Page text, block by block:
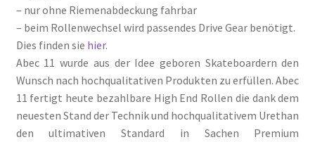
– nur ohne Riemenabdeckung fahrbar
– beim Rollenwechsel wird passendes Drive Gear benötigt.
Dies finden sie hier.
Abec 11 wurde aus der Idee geboren Skateboardern den
Wunsch nach hochqualitativen Produkten zu erfüllen. Abec
11 fertigt heute bezahlbare High End Rollen die dank dem
neuesten Stand der Technik und hochqualitativem Urethan
den ultimativen Standard in Sachen Premium